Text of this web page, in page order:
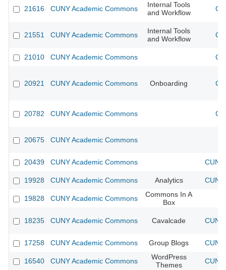
21616 CUNY Academic Commons
Internal Tools
and Workflow
21551 CUNY Academic Commons
Internal Tools
and Workflow
21010 CUNY Academic Commons
20921 CUNY Academic Commons Onboarding
20782 CUNY Academic Commons
20675 CUNY Academic Commons
20439 CUNY Academic Commons
19928 CUNY Academic Commons Analytics
19828 CUNY Academic Commons
Commons In A
Box
18235 CUNY Academic Commons Cavalcade
17258 CUNY Academic Commons Group Blogs
16540 CUNY Academic Commons
WordPress
Themes